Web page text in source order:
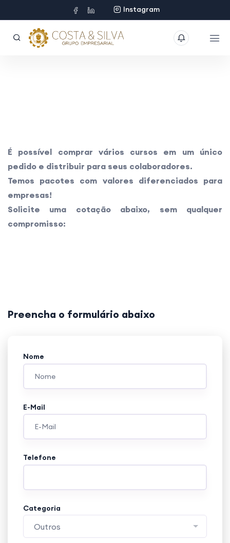
Instagram
É possível comprar vários cursos em um único
pedido e distribuir para seus colaboradores.
Temos pacotes com valores diferenciados para
empresas!
Solicite uma cotação abaixo, sem qualquer
compromisso:
Preencha o formulário abaixo
Nome
E-Mail
Telefone
Categoria
Outros